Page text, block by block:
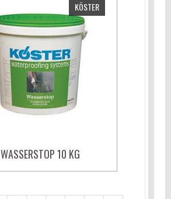
WASSERSTOP 10 KG
KÖSTER